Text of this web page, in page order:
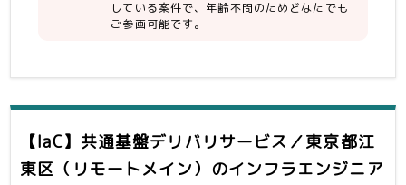
している案件で、年齢不問のためどなたでも
ご参画可能です。
【IaC】共通基盤デリバリサービス／東京都江
東区（リモートメイン） のインフラエンジニア